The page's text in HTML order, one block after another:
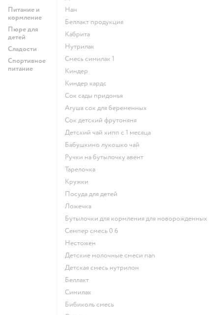
Питание и
кормление
Пюре для
детей
Сладости
Спортивное
питание
нан
беллакт продукция
кабрита
нутрилак
смесь симилак 1
киндер
киндер кардс
сок сады придонья
агуша сок для беременных
сок детский фрутоняня
детский чай хипп с 1 месяца
бабушкино лукошко чай
ручки на бутылочку авент
тарелочка
кружки
посуда для детей
ложечка
бутылочки для кормления для новорожденных
семпер смесь 0 6
нестожен
Детские молочные смеси nan
детская смесь нутрилон
беллакт
симилак
бибиколь смесь